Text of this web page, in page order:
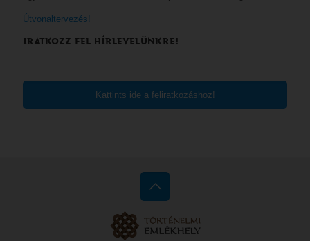
Útvonaltervezés!
IRATKOZZ FEL HÍRLEVELÜNKRE!
Kattints ide a feliratkozáshoz!